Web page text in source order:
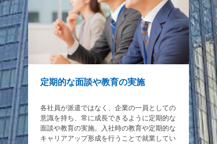
定期的な面談や教育の実施
各社員が派遣ではなく、企業の一員としての
意識を持ち、常に成長できるように定期的な
面談や教育の実施。入社時の教育や定期的な
キャリアアップ形成を行うことで就業してい